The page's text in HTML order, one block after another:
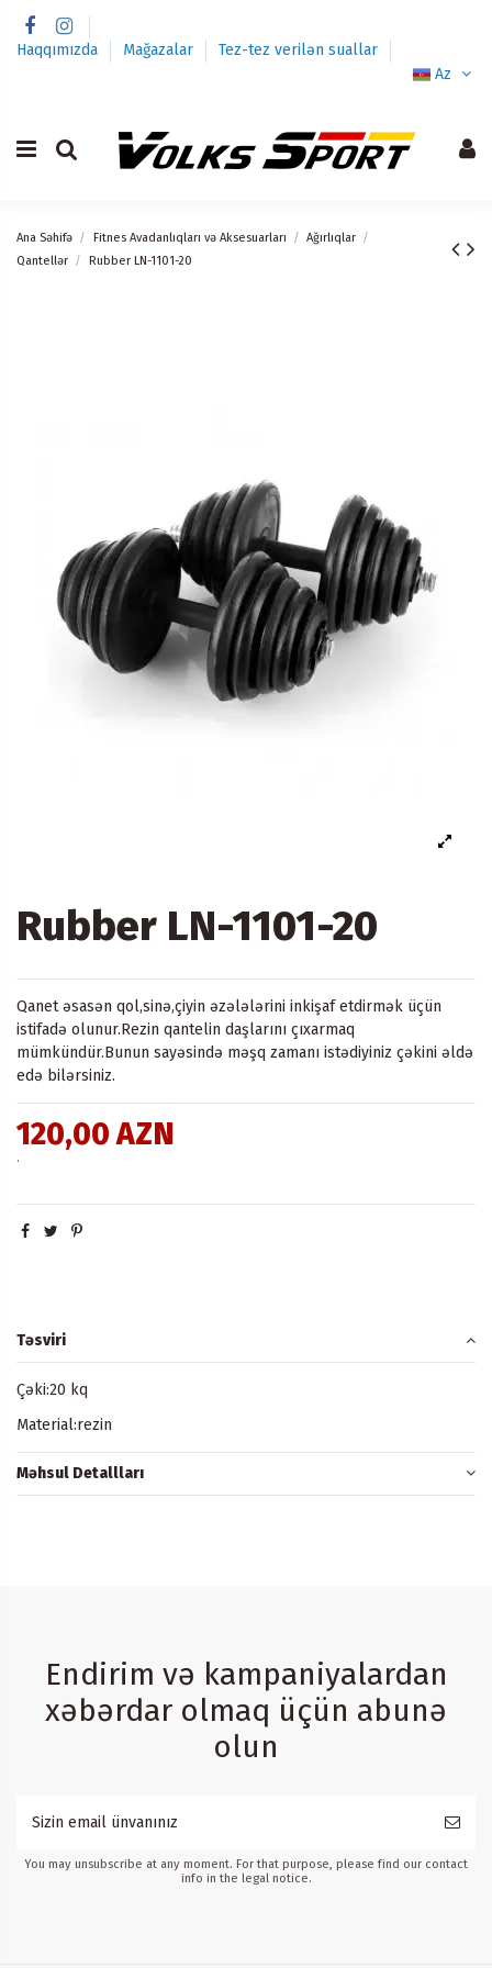
Haqqımızda Mağazalar
Tez-tez verilən suallar
Az
Ana Səhifə Fitnes Avadanlıqları və Aksesuarları
Ağırlıqlar
Qantellər
Rubber LN-1101-20
Rubber LN-1101-20
Qanet əsasən qol,sinə,çiyin əzələlərini inkişaf etdirmək üçün
istifadə olunur.Rezin qantelin daşlarını çıxarmaq
mümkündür.Bunun sayəsində məşq zamanı istədiyiniz çəkini əldə
edə bilərsiniz.
120,00 AZN
.
Təsviri
Çəki:20 kq
Material:rezin
Məhsul Detallları
Endirim və kampaniyalardan
xəbərdar olmaq üçün abunə
olun
You may unsubscribe at any moment. For that purpose, please find our contact
info in the legal notice.